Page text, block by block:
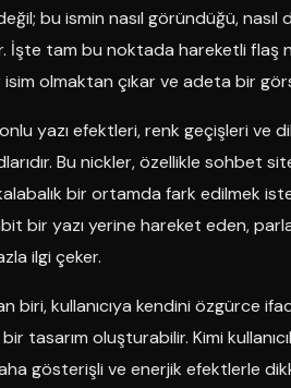
bu ismin nasıl göründüğü, nasıl
İşte tam bu noktada hareketli flaş
olmaktan çıkar ve adeta bir
yazı efektleri, renk geçişleri ve
Bu nickler, özellikle sohbet
bir ortamda fark edilmek
bir yazı yerine hareket eden,
ilgi çeker.
biri, kullanıcıya kendini özgürce
tasarım oluşturabilir. Kimi
gösterişli ve enerjik efektlerle